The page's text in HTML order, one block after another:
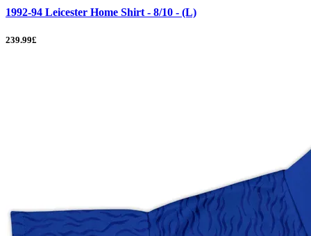
1992-94 Leicester Home Shirt - 8/10 - (L)
239.99£